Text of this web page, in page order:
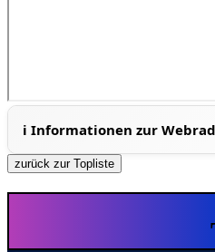
zurück zur Topliste